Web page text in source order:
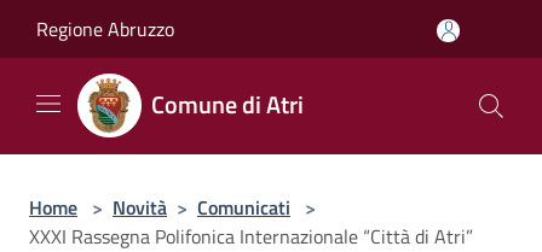
Regione Abruzzo
Comune di Atri
Home > Novità > Comunicati >
XXXI Rassegna Polifonica Internazionale “Città di Atri”